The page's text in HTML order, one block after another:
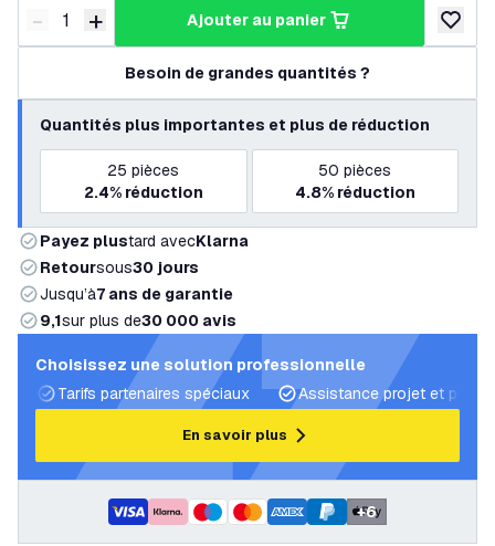
Diminuer la quantité
- Augmenter la quantité
+ ajouter au panier
Besoin de grandes quantités ?
Quantités plus importantes et plus de réduction
25 pièces
2.4% réduction
50 pièces
4.8% réduction
Payez plustard avecKlarna
Retoursous30 jours
Jusqu’à7 ans de garantie
9,1sur plus de30 000 avis
Choisissez une solution professionnelle
Tarifs partenaires spéciaux
Assistance projet et plans
En savoir plus
+6